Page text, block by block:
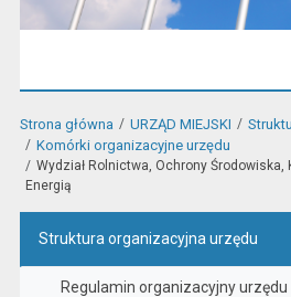
Strona główna URZĄD MIEJSKI
Komórki organizacyjne urzędu
Wydział Rolnictwa, Ochrony
Energią
Struktura organizacyjna urzędu
Regulamin organizacyjny urzędu